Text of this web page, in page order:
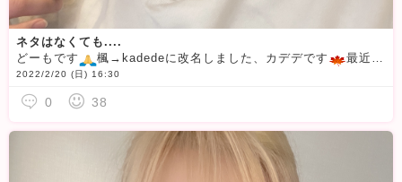
ネタはなくても....
どーもです
楓→kadedeに改名しました、カデデです 最近はねー、特にこれったいったネタはないですがブログは更新します
2022/2/20 (日) 16:30
0 38